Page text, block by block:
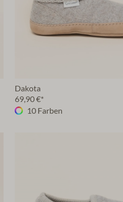
Dakota
69,90 €*
10 Farben